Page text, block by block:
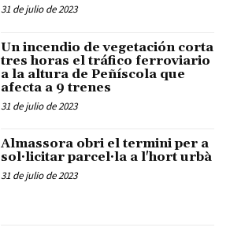
31 de julio de 2023
Un incendio de vegetación corta
tres horas el tráfico ferroviario
a la altura de Peñíscola que
afecta a 9 trenes
31 de julio de 2023
Almassora obri el termini per a
sol·licitar parcel·la a l'hort urbà
31 de julio de 2023